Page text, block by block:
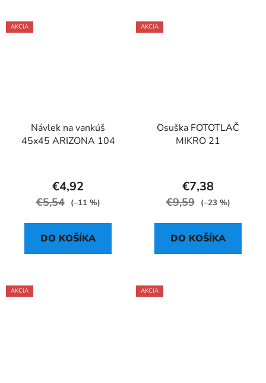
AKCIA
Návlek na vankúš
45x45 ARIZONA 104
€4,92
€5,54 (–11 %)
DO KOŠÍKA
AKCIA
Osuška FOTOTLAČ
MIKRO 21
€7,38
€9,59 (–23 %)
DO KOŠÍKA
AKCIA AKCIA